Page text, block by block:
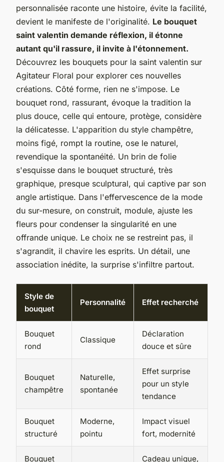
personnalisée raconte une histoire, évite la facilité,
devient le manifeste de l'originalité. Le bouquet
saint valentin demande réflexion, il étonne
autant qu'il rassure, il invite à l'étonnement.
Découvrez les bouquets pour la saint valentin sur
Agitateur Floral pour explorer ces nouvelles
créations. Côté forme, rien ne s'impose. Le
bouquet rond, rassurant, évoque la tradition la
plus douce, celle qui entoure, protège, considère
la délicatesse. L'apparition du style champêtre,
moins figé, rompt la routine, ose le naturel,
revendique la spontanéité. Un brin de folie
s'esquisse dans le bouquet structuré, très
graphique, presque sculptural, qui captive par son
angle artistique. Dans l'effervescence de la mode
du sur-mesure, on construit, module, ajuste les
fleurs pour condenser la singularité en une
offrande unique. Le choix ne se restreint pas, il
s'agrandit, il chavire les esprits. Un détail, une
association inédite, la surprise s'infiltre partout.
Style de
bouquet
Personnalité Effet recherché
Bouquet
rond
Classique
Déclaration
douce et sûre
Bouquet
champêtre
Naturelle,
spontanée
Effet surprise
pour un style
tendance
Bouquet
structuré
Moderne,
pointu
Impact visuel
fort, modernité
Bouquet Cadeau unique,